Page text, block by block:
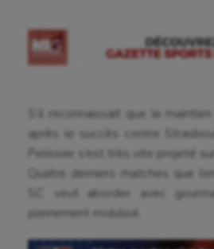
S’il reconnaissait que le
après le succès contre
Pelissier s’est très vite projeté
Quatre derniers matches que
SC veut aborder avec
pleinement mobilisé.